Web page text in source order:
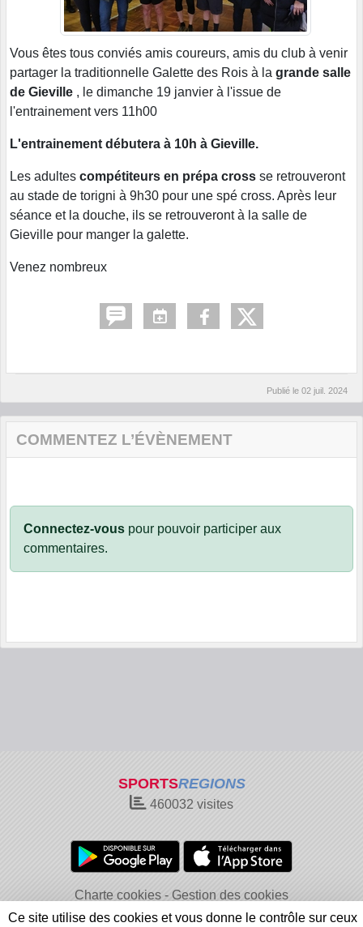
Vous êtes tous conviés amis coureurs, amis du club à venir
partager la traditionnelle Galette des Rois à la grande salle
de Gieville , le dimanche 19 janvier à l'issue de
l'entrainement vers 11h00
L'entrainement débutera à 10h à Gieville.
Les adultes compétiteurs en prépa cross se retrouveront
au stade de torigni à 9h30 pour une spé cross. Après leur
séance et la douche, ils se retrouveront à la salle de
Gieville pour manger la galette.
Venez nombreux
Publié le 02 juil. 2024
COMMENTEZ L’ÉVÈNEMENT
Connectez-vous pour pouvoir participer aux
commentaires.
SPORTSREGIONS
460032 visites
Charte cookies
Gestion des cookies
Informations légales
Signaler un contenu inapproprié
Ce site utilise des cookies et vous donne le contrôle sur ceux